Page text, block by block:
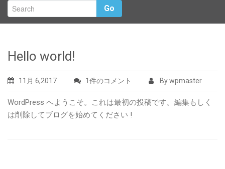
Go
Hello world!
11月 6,2017
H
l
l
1件のコメント By wpmaster
WordPress へようこそ。これは最初の投稿です。編集もしく
は削除してブログを始めてください !